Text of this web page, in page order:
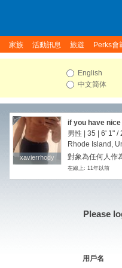
家族 活動訊息 旅遊 Perks會
English
中文简体
xavierrhody
xavierrhody
if you have
男性 | 35 | 6' 1" /
Rhode Island,
對象為任何人作
在線上: 11年以前
Please
用戶名